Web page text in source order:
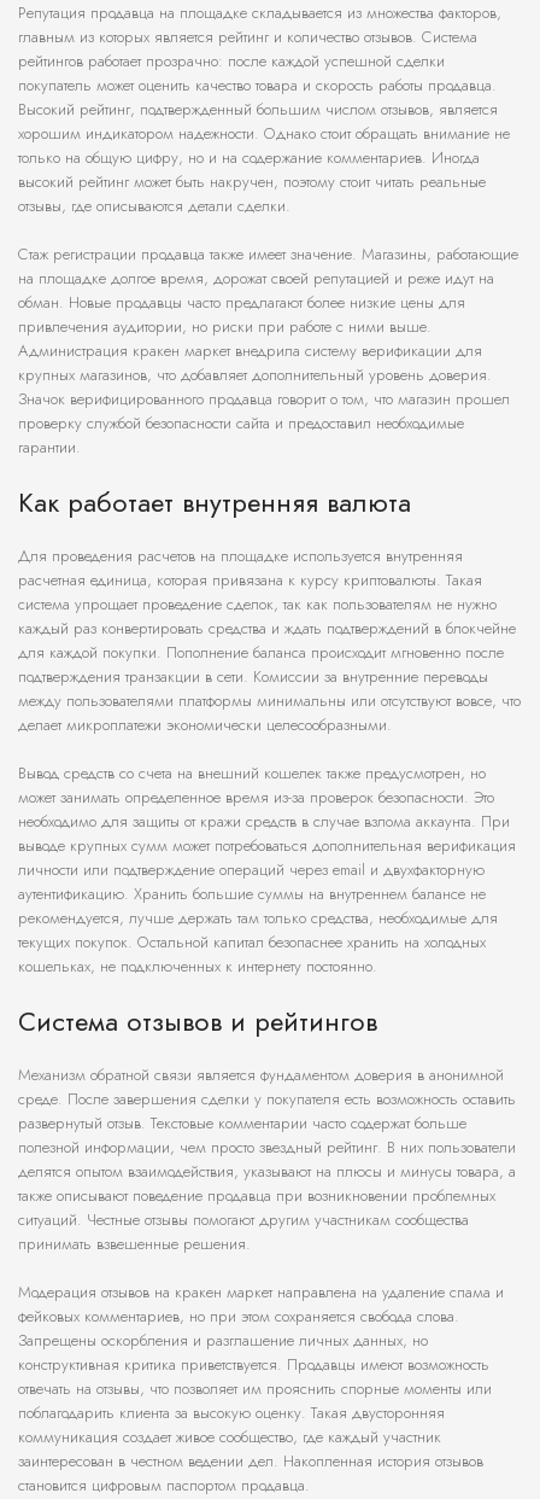
Репутация продавца на площадке складывается из множества факторов,
главным из которых является рейтинг и количество отзывов. Система
рейтингов работает прозрачно: после каждой успешной сделки
покупатель может оценить качество товара и скорость работы продавца.
Высокий рейтинг, подтвержденный большим числом отзывов, является
хорошим индикатором надежности. Однако стоит обращать внимание не
только на общую цифру, но и на содержание комментариев. Иногда
высокий рейтинг может быть накручен, поэтому стоит читать реальные
отзывы, где описываются детали сделки.
Стаж регистрации продавца также имеет значение. Магазины, работающие
на площадке долгое время, дорожат своей репутацией и реже идут на
обман. Новые продавцы часто предлагают более низкие цены для
привлечения аудитории, но риски при работе с ними выше.
Администрация кракен маркет внедрила систему верификации для
крупных магазинов, что добавляет дополнительный уровень доверия.
Значок верифицированного продавца говорит о том, что магазин прошел
проверку службой безопасности сайта и предоставил необходимые
гарантии.
Как работает внутренняя валюта
Для проведения расчетов на площадке используется внутренняя
расчетная единица, которая привязана к курсу криптовалюты. Такая
система упрощает проведение сделок, так как пользователям не нужно
каждый раз конвертировать средства и ждать подтверждений в блокчейне
для каждой покупки. Пополнение баланса происходит мгновенно после
подтверждения транзакции в сети. Комиссии за внутренние переводы
между пользователями платформы минимальны или отсутствуют вовсе, что
делает микроплатежи экономически целесообразными.
Вывод средств со счета на внешний кошелек также предусмотрен, но
может занимать определенное время из-за проверок безопасности. Это
необходимо для защиты от кражи средств в случае взлома аккаунта. При
выводе крупных сумм может потребоваться дополнительная верификация
личности или подтверждение операций через email и двухфакторную
аутентификацию. Хранить большие суммы на внутреннем балансе не
рекомендуется, лучше держать там только средства, необходимые для
текущих покупок. Остальной капитал безопаснее хранить на холодных
кошельках, не подключенных к интернету постоянно.
Система отзывов и рейтингов
Механизм обратной связи является фундаментом доверия в анонимной
среде. После завершения сделки у покупателя есть возможность оставить
развернутый отзыв. Текстовые комментарии часто содержат больше
полезной информации, чем просто звездный рейтинг. В них пользователи
делятся опытом взаимодействия, указывают на плюсы и минусы товара, а
также описывают поведение продавца при возникновении проблемных
ситуаций. Честные отзывы помогают другим участникам сообщества
принимать взвешенные решения.
Модерация отзывов на кракен маркет направлена на удаление спама и
фейковых комментариев, но при этом сохраняется свобода слова.
Запрещены оскорбления и разглашение личных данных, но
конструктивная критика приветствуется. Продавцы имеют возможность
отвечать на отзывы, что позволяет им прояснить спорные моменты или
поблагодарить клиента за высокую оценку. Такая двусторонняя
коммуникация создает живое сообщество, где каждый участник
заинтересован в честном ведении дел. Накопленная история отзывов
становится цифровым паспортом продавца.